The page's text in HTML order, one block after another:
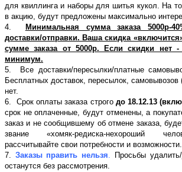
для квиллинга и наборы для шитья кукол. На
в акцию, будут предложены максимально
4. Минимальная сумма заказа 5000р-
доставки/отправки. Ваша скидка
сумме заказа от 5000р. Если скидки нет
минимум.
5. Все доставки/пересылки/платные
Бесплатных доставок, пересылок, самовывозов
нет.
6. Срок оплаты заказа строго до 18.12.13
срок не оплаченные, будут отменены, а
заказ и не сообщившему об отмене заказа,
звание «хомяк-редиска-нехороший
рассчитывайте свои потребности и возможности.
7. Заказы править нельзя
Просьбы
останутся без рассмотрения.